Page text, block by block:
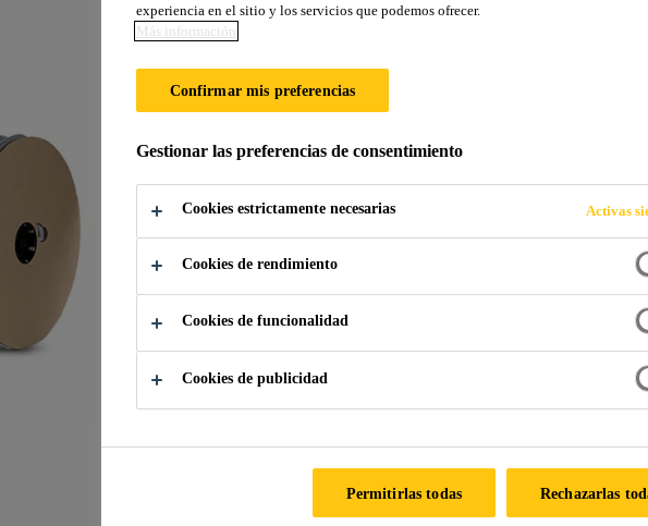
Sika® Rod
Material de soporte para el sellado de
Sika® Rodes una barra de respaldo (fondo de
Fácil de aplicar.
Adapta las irregularidades de las articulaciones.
No se pudre.
FICHA
experiencia en el sitio y los servicios que podemos ofrecer.
Más información
Confirmar mis preferencias
Gestionar las preferencias de consentimiento
Cookies estrictamente necesarias Activas
Cookies de rendimiento
Cookies de funcionalidad
Cookies de publicidad
Rechazarlas
Permitirlas todas